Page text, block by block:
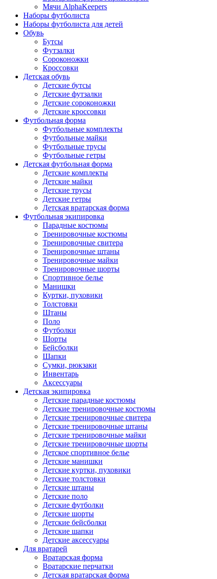
Мячи AlphaKeepers
Наборы футболиста
Наборы футболиста для детей
Обувь
Бутсы
Футзалки
Сороконожки
Кроссовки
Детская обувь
Детские бутсы
Детские футзалки
Детские сороконожки
Детские кроссовки
Футбольная форма
Футбольные комплекты
Футбольные майки
Футбольные трусы
Футбольные гетры
Детская футбольная форма
Детские комплекты
Детские майки
Детские трусы
Детские гетры
Детская вратарская форма
Футбольная экипировка
Парадные костюмы
Тренировочные костюмы
Тренировочные свитера
Тренировочные штаны
Тренировочные майки
Тренировочные шорты
Спортивное белье
Манишки
Куртки, пуховики
Толстовки
Штаны
Поло
Футболки
Шорты
Бейсболки
Шапки
Сумки, рюкзаки
Инвентарь
Аксессуары
Детская экипировка
Детские парадные костюмы
Детские тренировочные костюмы
Детские тренировочные свитера
Детские тренировочные штаны
Детские тренировочные майки
Детские тренировочные шорты
Детское спортивное белье
Детские манишки
Детские куртки, пуховики
Детские толстовки
Детские штаны
Детские поло
Детские футболки
Детские шорты
Детские бейсболки
Детские шапки
Детские аксессуары
Для вратарей
Вратарская форма
Вратарские перчатки
Детская вратарская форма